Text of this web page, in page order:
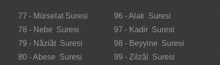
77 - Mürselat Suresi
78 - Nebe Suresi
79 - Nâziât Suresi
80 - Abese Suresi
96 - Alak Suresi
97 - Kadir Suresi
98 - Beyyine Suresi
99 - Zilzâl Suresi